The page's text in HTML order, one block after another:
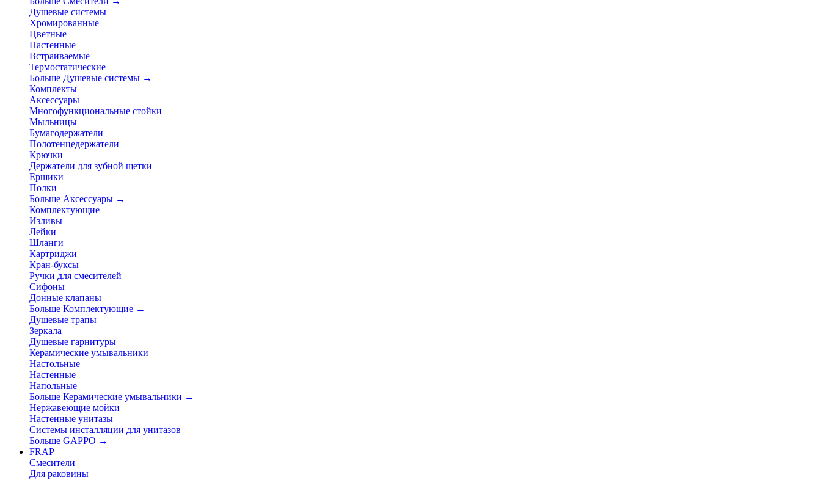
Душевые системы
Хромированные
Цветные
Настенные
Встраиваемые
Термостатические
Больше Душевые системы →
Комплекты
Аксессуары
Многофункциональные стойки
Мыльницы
Бумагодержатели
Полотенцедержатели
Крючки
Держатели для зубной щетки
Ершики
Полки
Больше Аксессуары →
Комплектующие
Изливы
Лейки
Шланги
Картриджи
Кран-буксы
Ручки для смесителей
Сифоны
Донные клапаны
Больше Комплектующие →
Душевые трапы
Зеркала
Душевые гарнитуры
Керамические умывальники
Настольные
Настенные
Напольные
Больше Керамические умывальники →
Нержавеющие мойки
Настенные унитазы
Системы инсталляции для унитазов
Больше GAPPO →
FRAP
Смесители
Для раковины